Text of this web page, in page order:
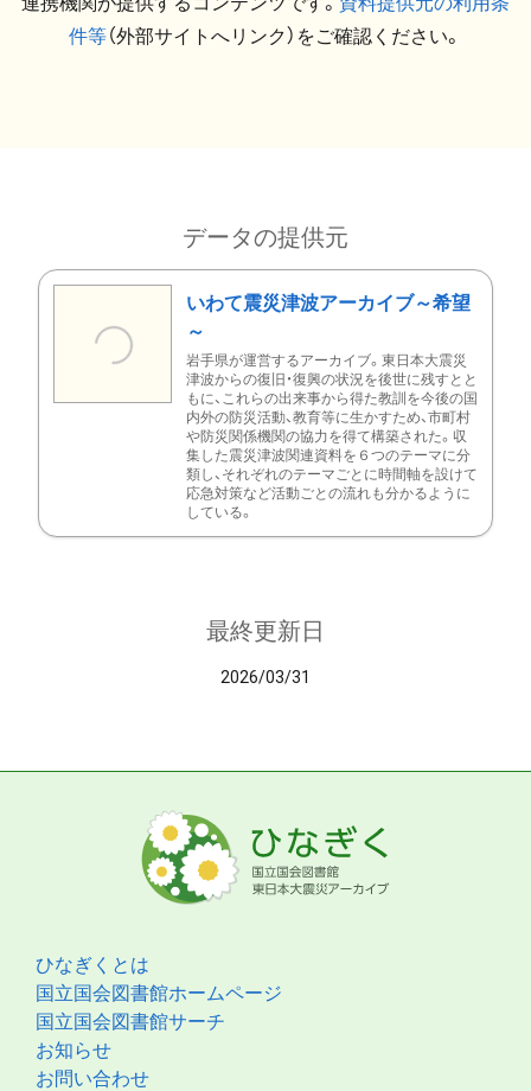
件等（外部サイトへリンク）をご確認ください。
データの提供元
いわて震災津波アーカイブ～希望
～
岩手県が運営するアーカイブ。東日本大震災
津波からの復旧・復興の状況を後世に残すとと
もに、これらの出来事から得た教訓を今後の国
内外の防災活動、教育等に生かすため、市町村
や防災関係機関の協力を得て構築された。収
集した震災津波関連資料を６つのテーマに分
類し、それぞれのテーマごとに時間軸を設けて
応急対策など活動ごとの流れも分かるように
している。
最終更新日
2026/03/31
ひなぎくとは
国立国会図書館ホームページ
国立国会図書館サーチ
お知らせ
お問い合わせ